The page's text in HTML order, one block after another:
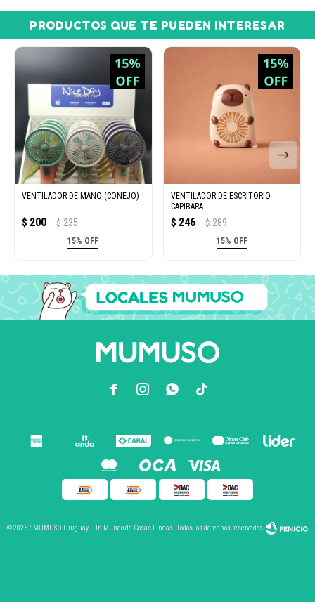
PRODUCTOS QUE TE PUEDEN INTERESAR
VENTILADOR DE MANO (CONEJO)
$ 200 $ 235
15% OFF
VENTILADOR DE ESCRITORIO
CAPIBARA
$ 246 $ 289
15% OFF
  
© 2026 / MUMUSO Uruguay - Un Mundo de Cosas Lindas. Todos los derechos reservados.